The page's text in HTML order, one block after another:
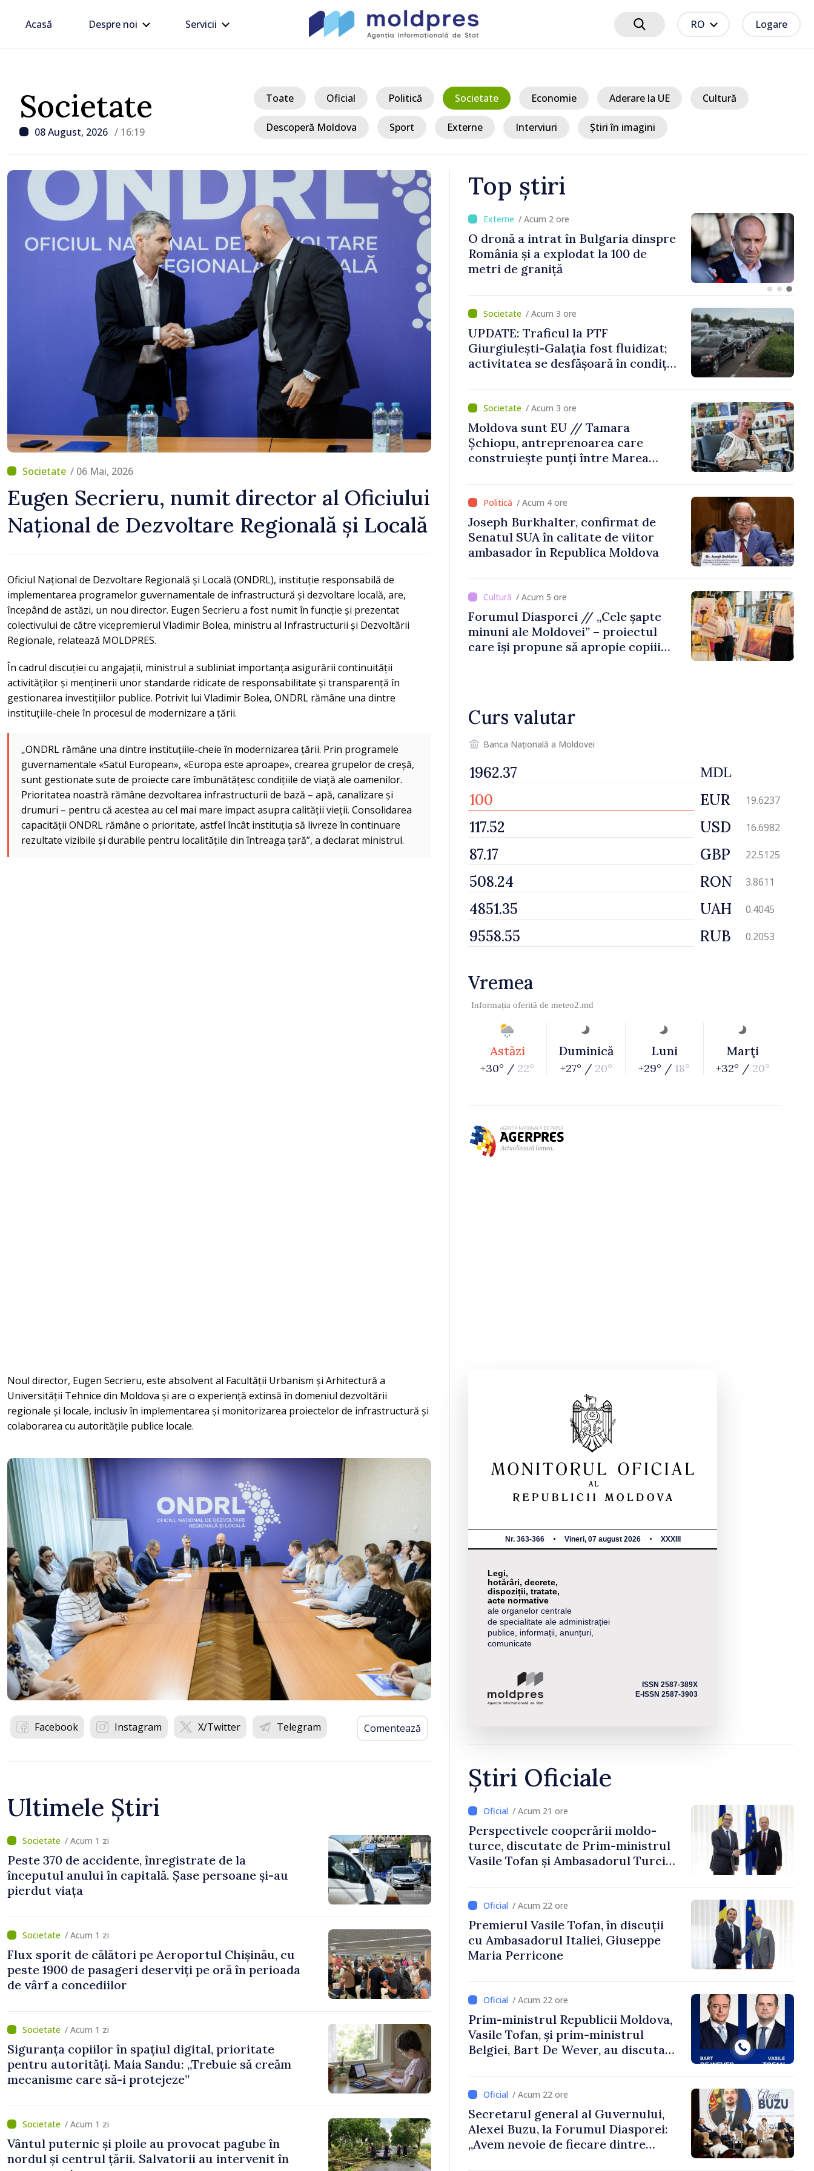
Acasă Despre noi Servicii RO Logare
Societate
08 August, 2026 / 16:19
Toate Oficial Politică Societate Economie Aderare la UE Cultură
Descoperă Moldova Sport Externe Interviuri Știri în imagini
/ 06 Mai, 2026
Eugen Secrieru, numit director al Oficiului
Național de Dezvoltare Regională și Locală
Oficiul Național de Dezvoltare Regională și Locală (ONDRL), instituție responsabilă de
implementarea programelor guvernamentale de infrastructură și dezvoltare locală, are,
începând de astăzi, un nou director. Eugen Secrieru a fost numit în funcție și prezentat
colectivului de către vicepremierul Vladimir Bolea, ministru al Infrastructurii și Dezvoltării
Regionale, relatează MOLDPRES.
În cadrul discuției cu angajații, ministrul a subliniat importanța asigurării continuității
activităților și menținerii unor standarde ridicate de responsabilitate și transparență în
gestionarea investițiilor publice. Potrivit lui Vladimir Bolea, ONDRL rămâne una dintre
instituțiile-cheie în procesul de modernizare a țării.
„ONDRL rămâne una dintre instituțiile-cheie în modernizarea țării. Prin programele
guvernamentale «Satul European», «Europa este aproape», crearea grupelor de creșă,
sunt gestionate sute de proiecte care îmbunătățesc condițiile de viață ale oamenilor.
Prioritatea noastră rămâne dezvoltarea infrastructurii de bază – apă, canalizare și
drumuri – pentru că acestea au cel mai mare impact asupra calității vieții. Consolidarea
capacității ONDRL rămâne o prioritate, astfel încât instituția să livreze în continuare
rezultate vizibile și durabile pentru localitățile din întreaga țară”, a declarat ministrul.
Noul director, Eugen Secrieru, este absolvent al Facultății Urbanism și Arhitectură a
Universității Tehnice din Moldova și are o experiență extinsă în domeniul dezvoltării
regionale și locale, inclusiv în implementarea și monitorizarea proiectelor de infrastructură și
colaborarea cu autoritățile publice locale.
Facebook Instagram X/Twitter Telegram Comentează
Ultimele Știri
/ Acum 1 zi
Peste 370 de accidente, înregistrate de la
începutul anului în capitală. Șase persoane și-au
pierdut viața
/ Acum 1 zi
Flux sporit de călători pe Aeroportul Chișinău, cu
peste 1900 de pasageri deserviți pe oră în perioada
de vârf a concediilor
/ Acum 1 zi
Siguranța copiilor în spațiul digital, prioritate
pentru autorități. Maia Sandu: „Trebuie să creăm
mecanisme care să-i protejeze”
/ Acum 1 zi
Vântul puternic și ploile au provocat pagube în
nordul și centrul țării. Salvatorii au intervenit în
Top știri
/ Acum 43 minute
Ministerul Apărării Naționale al
României, despre drona explodată
în Bulgaria: Radarele noastre nu au
detectat niciun vehicul aerian
/ Acum 2 ore
O dronă a intrat în Bulgaria dinspre
România și a explodat la 100 de
metri de graniță
/ Acum 3 ore
UPDATE: Traficul la PTF
Giurgiulești-Galația fost fluidizat;
activitatea se desfășoară în condiții
/ Acum 3 ore
Moldova sunt EU // Tamara
Șchiopu, antreprenoarea care
construiește punți între Marea
/ Acum 4 ore
Joseph Burkhalter, confirmat de
Senatul SUA în calitate de viitor
ambasador în Republica Moldova
/ Acum 5 ore
Forumul Diasporei // „Cele șapte
minuni ale Moldovei” – proiectul
care își propune să apropie copiii
Curs valutar
Banca Națională a Moldovei
MDL
EUR 19.6237
USD 16.6982
GBP 22.5125
RON 3.8611
UAH 0.4045
RUB 0.2053
Vremea
Informația oferită de meteo2.md
Astăzi
+30° / 22°
Duminică
+27° / 20°
Luni
+29° / 18°
Marţi
+32° / 20°
Nr. 363-366 Vineri, 07 august 2026 XXXIII
Legi,
hotărâri, decrete,
dispoziții, tratate,
acte normative
ale organelor centrale
de specialitate ale administrației
publice, informații, anunțuri,
comunicate
ISSN 2587-389X
E-ISSN 2587-3903
Știri Oficiale
/ Acum 21 ore
Perspectivele cooperării moldo-
turce, discutate de Prim-ministrul
Vasile Tofan și Ambasadorul Turciei,
/ Acum 22 ore
Premierul Vasile Tofan, în discuții
cu Ambasadorul Italiei, Giuseppe
Maria Perricone
/ Acum 22 ore
Prim-ministrul Republicii Moldova,
Vasile Tofan, și prim-ministrul
Belgiei, Bart De Wever, au discutat
/ Acum 22 ore
Secretarul general al Guvernului,
Alexei Buzu, la Forumul Diasporei:
„Avem nevoie de fiecare dintre